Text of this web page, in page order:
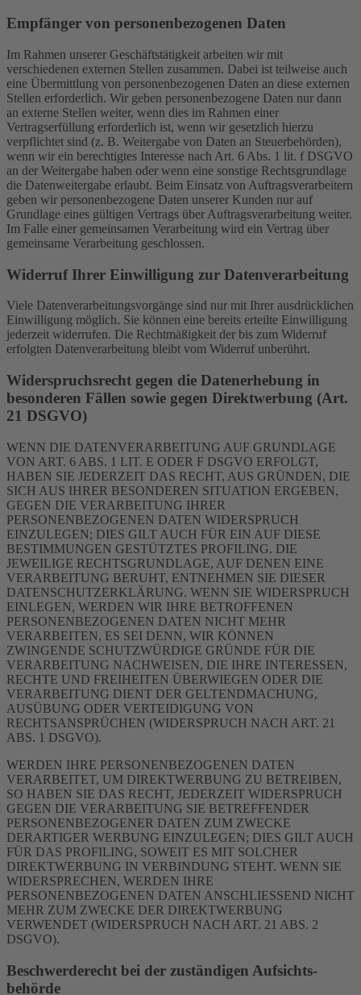
Empfänger von personenbezogenen Daten
Im Rahmen unserer Geschäftstätigkeit arbeiten wir mit
verschiedenen externen Stellen zusammen. Dabei ist teilweise auch
eine Übermittlung von personenbezogenen Daten an diese externen
Stellen erforderlich. Wir geben personenbezogene Daten nur dann
an externe Stellen weiter, wenn dies im Rahmen einer
Vertragserfüllung erforderlich ist, wenn wir gesetzlich hierzu
verpflichtet sind (z. B. Weitergabe von Daten an Steuerbehörden),
wenn wir ein berechtigtes Interesse nach Art. 6 Abs. 1 lit. f DSGVO
an der Weitergabe haben oder wenn eine sonstige Rechtsgrundlage
die Datenweitergabe erlaubt. Beim Einsatz von Auftragsverarbeitern
geben wir personenbezogene Daten unserer Kunden nur auf
Grundlage eines gültigen Vertrags über Auftragsverarbeitung weiter.
Im Falle einer gemeinsamen Verarbeitung wird ein Vertrag über
gemeinsame Verarbeitung geschlossen.
Widerruf Ihrer Einwilligung zur Datenverarbeitung
Viele Datenverarbeitungsvorgänge sind nur mit Ihrer ausdrücklichen
Einwilligung möglich. Sie können eine bereits erteilte Einwilligung
jederzeit widerrufen. Die Rechtmäßigkeit der bis zum Widerruf
erfolgten Datenverarbeitung bleibt vom Widerruf unberührt.
Widerspruchsrecht gegen die Datenerhebung in
besonderen Fällen sowie gegen Direktwerbung (Art.
21 DSGVO)
WENN DIE DATENVERARBEITUNG AUF GRUNDLAGE
VON ART. 6 ABS. 1 LIT. E ODER F DSGVO ERFOLGT,
HABEN SIE JEDERZEIT DAS RECHT, AUS GRÜNDEN, DIE
SICH AUS IHRER BESONDEREN SITUATION ERGEBEN,
GEGEN DIE VERARBEITUNG IHRER
PERSONENBEZOGENEN DATEN WIDERSPRUCH
EINZULEGEN; DIES GILT AUCH FÜR EIN AUF DIESE
BESTIMMUNGEN GESTÜTZTES PROFILING. DIE
JEWEILIGE RECHTSGRUNDLAGE, AUF DENEN EINE
VERARBEITUNG BERUHT, ENTNEHMEN SIE DIESER
DATENSCHUTZERKLÄRUNG. WENN SIE WIDERSPRUCH
EINLEGEN, WERDEN WIR IHRE BETROFFENEN
PERSONENBEZOGENEN DATEN NICHT MEHR
VERARBEITEN, ES SEI DENN, WIR KÖNNEN
ZWINGENDE SCHUTZWÜRDIGE GRÜNDE FÜR DIE
VERARBEITUNG NACHWEISEN, DIE IHRE INTERESSEN,
RECHTE UND FREIHEITEN ÜBERWIEGEN ODER DIE
VERARBEITUNG DIENT DER GELTENDMACHUNG,
AUSÜBUNG ODER VERTEIDIGUNG VON
RECHTSANSPRÜCHEN (WIDERSPRUCH NACH ART. 21
ABS. 1 DSGVO).
WERDEN IHRE PERSONENBEZOGENEN DATEN
VERARBEITET, UM DIREKTWERBUNG ZU BETREIBEN,
SO HABEN SIE DAS RECHT, JEDERZEIT WIDERSPRUCH
GEGEN DIE VERARBEITUNG SIE BETREFFENDER
PERSONENBEZOGENER DATEN ZUM ZWECKE
DERARTIGER WERBUNG EINZULEGEN; DIES GILT AUCH
FÜR DAS PROFILING, SOWEIT ES MIT SOLCHER
DIREKTWERBUNG IN VERBINDUNG STEHT. WENN SIE
WIDERSPRECHEN, WERDEN IHRE
PERSONENBEZOGENEN DATEN ANSCHLIESSEND NICHT
MEHR ZUM ZWECKE DER DIREKTWERBUNG
VERWENDET (WIDERSPRUCH NACH ART. 21 ABS. 2
DSGVO).
Beschwerde­recht bei der zuständigen Aufsichts­
behörde